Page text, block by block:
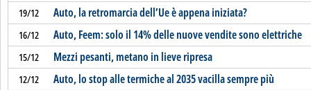
19/12 Auto, la retromarcia dell’Ue è appena iniziata?
16/12 Auto, Feem: solo il 14% delle nuove vendite sono elettriche
15/12 Mezzi pesanti, metano in lieve ripresa
12/12 Auto, lo stop alle termiche al 2035 vacilla sempre più